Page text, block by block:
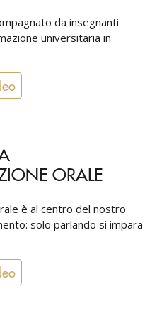
da insegnanti
universitaria in
ORALE
è al centro del nostro
solo parlando si impara